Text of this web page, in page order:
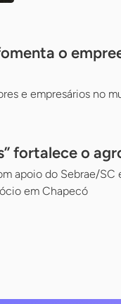
o
e empresários no
fortalece o
apoio do Sebrae/
em Chapecó